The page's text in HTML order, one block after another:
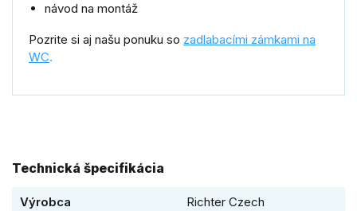
návod na montáž
Pozrite si aj našu ponuku so zadlabacími zámkami na
WC.
Technická špecifikácia
Výrobca Richter Czech